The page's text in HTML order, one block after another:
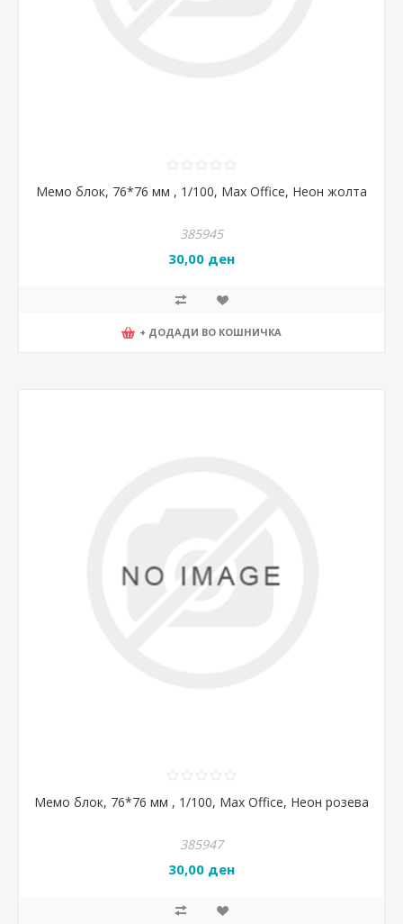
Мемо блок, 76*76 мм , 1/100, Max Office, Неон жолта
385945
30,00 ден
+ ДОДАДИ ВО КОШНИЧКА
Мемо блок, 76*76 мм , 1/100, Max Office, Неон розева
385947
30,00 ден